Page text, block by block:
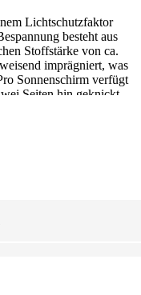
Lichtschutzfaktor
besteht aus
Stoffstärke von ca.
imprägniert, was
Sonnenschirm verfügt
Seiten hin geknickt,
Höhe stufenlos verstellt
des Schirmes wird
Schiebers
Profil sowie
wetterfeste Bezug aus
eine sehr hohe